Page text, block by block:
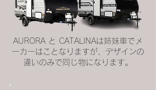
AURORA と CATALINAは姉妹車でメ
ーカーはことなりますが、デザインの
違いのみで同じ物になります。